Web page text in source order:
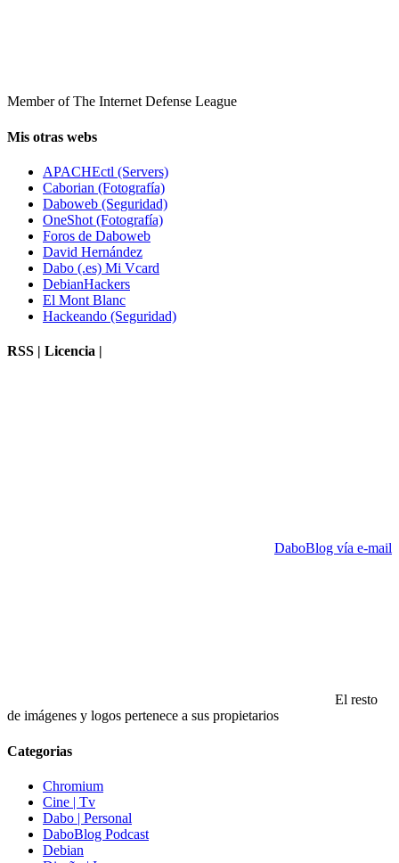
Member of The Internet Defense League
Mis otras webs
APACHEctl (Servers)
Caborian (Fotografía)
Daboweb (Seguridad)
OneShot (Fotografía)
Foros de Daboweb
David Hernández
Dabo (.es) Mi Vcard
DebianHackers
El Mont Blanc
Hackeando (Seguridad)
RSS | Licencia |
DaboBlog vía e-mail
El resto
de imágenes y logos pertenece a sus propietarios
Categorias
Chromium
Cine | Tv
Dabo | Personal
DaboBlog Podcast
Debian